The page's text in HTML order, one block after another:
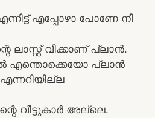
എപ്പോഴാ പോണേ നീ
ലാസ്റ്റ് വീക്കാണ് പ്ലാൻ.
എന്തൊക്കെയോ പ്ലാൻ
വീട്ടുകാർ അല്ലെ.